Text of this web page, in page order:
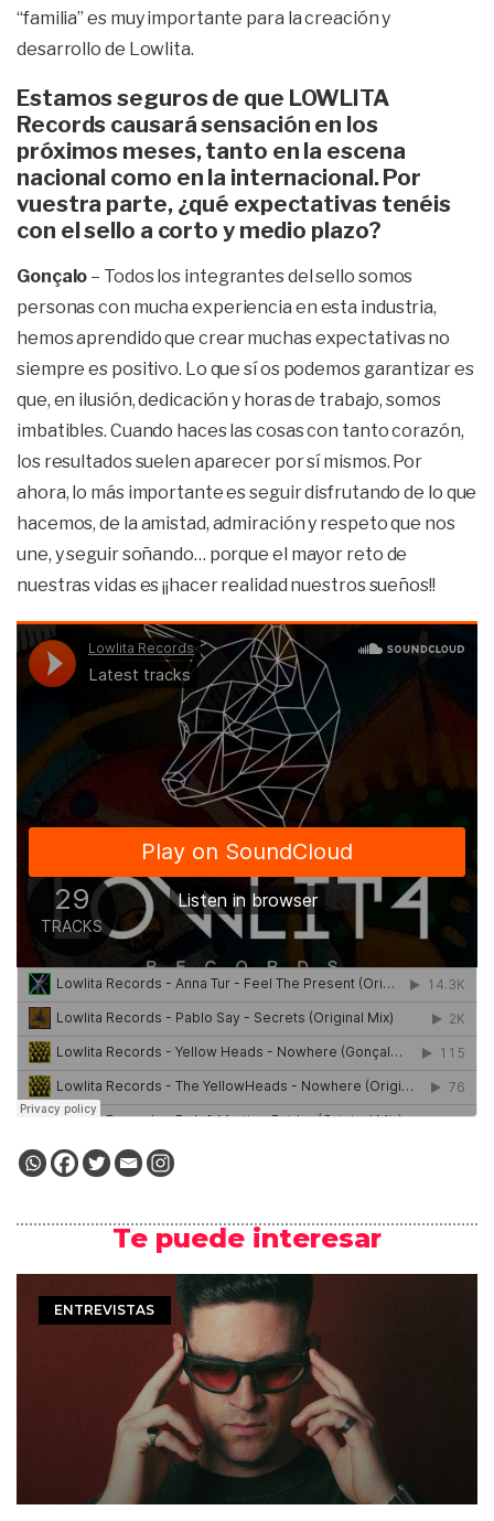
“familia” es muy importante para la creación y
desarrollo de Lowlita.
Estamos seguros de que LOWLITA
Records causará sensación en los
próximos meses, tanto en la escena
nacional como en la internacional. Por
vuestra parte, ¿qué expectativas tenéis
con el sello a corto y medio plazo?
Gonçalo – Todos los integrantes del sello somos
personas con mucha experiencia en esta industria,
hemos aprendido que crear muchas expectativas no
siempre es positivo. Lo que sí os podemos garantizar es
que, en ilusión, dedicación y horas de trabajo, somos
imbatibles. Cuando haces las cosas con tanto corazón,
los resultados suelen aparecer por sí mismos. Por
ahora, lo más importante es seguir disfrutando de lo que
hacemos, de la amistad, admiración y respeto que nos
une, y seguir soñando… porque el mayor reto de
nuestras vidas es ¡¡hacer realidad nuestros sueños!!
Te puede interesar
ENTREVISTAS